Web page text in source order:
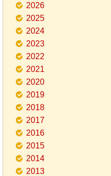
2026
2025
2024
2023
2022
2021
2020
2019
2018
2017
2016
2015
2014
2013